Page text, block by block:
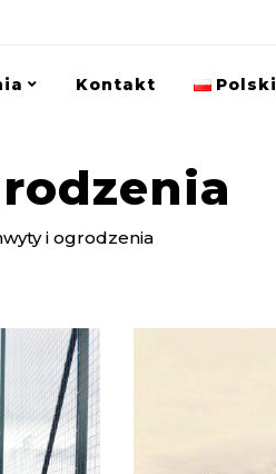
Kontakt Polski
i ogrodzenia